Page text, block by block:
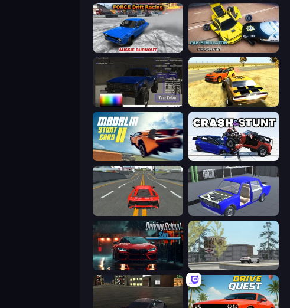
Force Drift Racing: Aussie Burnout Car Simulator: Crash City
Car Inspector: Truck 3D Car Simulator
Madalin Stunt Cars 2 Crash & Stunt
Modern Car Racing 2 Taz Mechanic Simulator
Driving School Simulator Free Rally: Lost Angeles